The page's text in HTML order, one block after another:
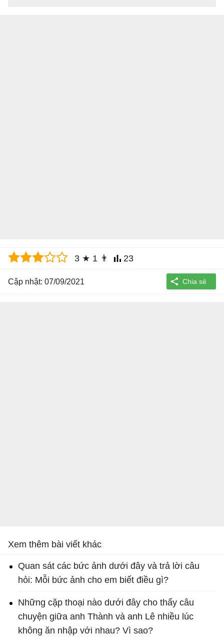
3 ★ 1 👨 23
Cập nhật: 07/09/2021
Xem thêm bài viết khác
Quan sát các bức ảnh dưới đây và trả lời câu
hỏi: Mỗi bức ảnh cho em biết điều gì?
Những cặp thoại nào dưới đây cho thấy câu
chuyện giữa anh Thành và anh Lê nhiều lúc
không ăn nhập với nhau? Vì sao?